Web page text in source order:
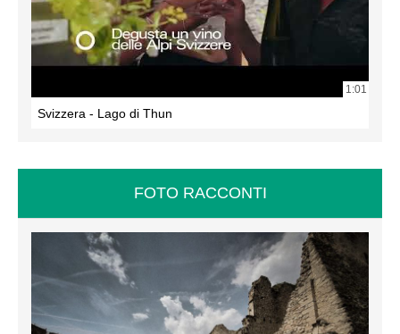
1:01
Svizzera - Lago di Thun
FOTO RACCONTI